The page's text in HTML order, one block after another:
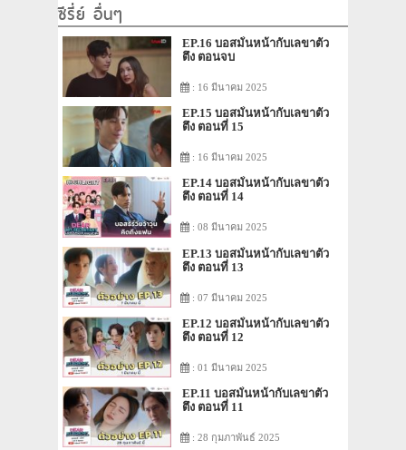
ซีรี่ย์ อื่นๆ
EP.16 บอสมั่นหน้ากับเลขาตัว
ตึง ตอนจบ
: 16 มีนาคม 2025
EP.15 บอสมั่นหน้ากับเลขาตัว
ตึง ตอนที่ 15
: 16 มีนาคม 2025
EP.14 บอสมั่นหน้ากับเลขาตัว
ตึง ตอนที่ 14
: 08 มีนาคม 2025
EP.13 บอสมั่นหน้ากับเลขาตัว
ตึง ตอนที่ 13
: 07 มีนาคม 2025
EP.12 บอสมั่นหน้ากับเลขาตัว
ตึง ตอนที่ 12
: 01 มีนาคม 2025
EP.11 บอสมั่นหน้ากับเลขาตัว
ตึง ตอนที่ 11
: 28 กุมภาพันธ์ 2025